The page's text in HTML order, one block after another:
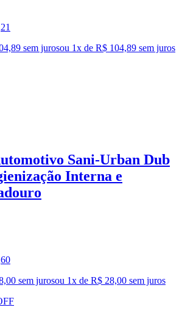
21
sem jurosou 1x de R$ 104,89 sem juros
Sani-Urban Dub
Interna e
60
sem jurosou 1x de R$ 28,00 sem juros